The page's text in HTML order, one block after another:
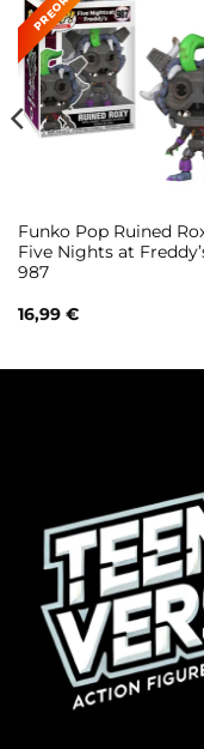
Funko Pop Ruined
Five Nights at
987
16,99 €